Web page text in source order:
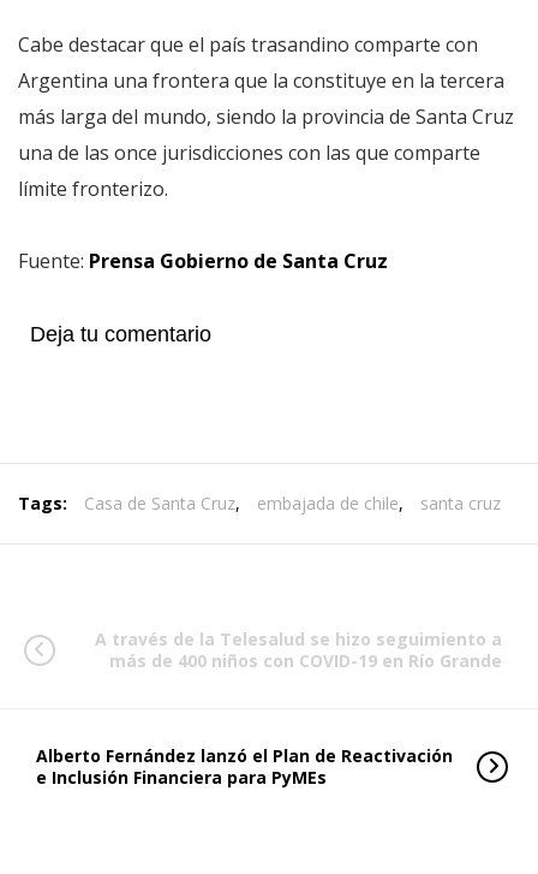
Cabe destacar que el país trasandino comparte con
Argentina una frontera que la constituye en la tercera
más larga del mundo, siendo la provincia de Santa Cruz
una de las once jurisdicciones con las que comparte
límite fronterizo.
Fuente: Prensa Gobierno de Santa Cruz
Deja tu comentario
Tags: Casa de Santa Cruz, embajada de chile, santa cruz
A través de la Telesalud se hizo seguimiento a
más de 400 niños con COVID-19 en Río Grande
Alberto Fernández lanzó el Plan de Reactivación
e Inclusión Financiera para PyMEs